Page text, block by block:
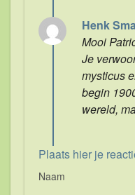
Henk
Mooi
Je
mysticus
begin
wereld,
Plaats hier je
Naam